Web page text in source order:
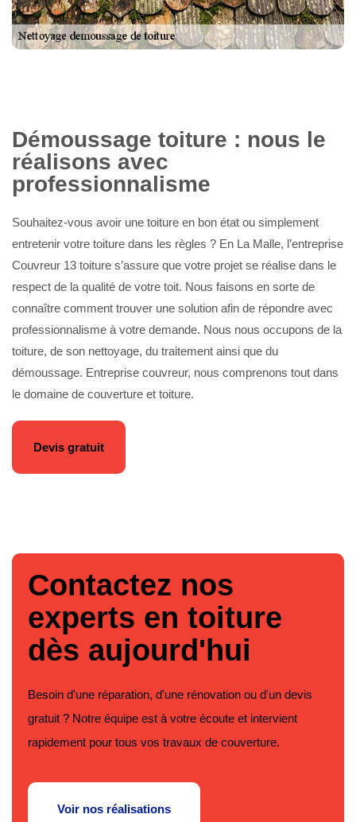
Démoussage toiture : nous le
réalisons avec
professionnalisme
Souhaitez-vous avoir une toiture en bon état ou simplement
entretenir votre toiture dans les règles ? En La Malle, l’entreprise
Couvreur 13 toiture s’assure que votre projet se réalise dans le
respect de la qualité de votre toit. Nous faisons en sorte de
connaître comment trouver une solution afin de répondre avec
professionnalisme à votre demande. Nous nous occupons de la
toiture, de son nettoyage, du traitement ainsi que du
démoussage. Entreprise couvreur, nous comprenons tout dans
le domaine de couverture et toiture.
Devis gratuit
Contactez nos
experts en toiture
dès aujourd'hui
Besoin d'une réparation, d'une rénovation ou d'un devis
gratuit ? Notre équipe est à votre écoute et intervient
rapidement pour tous vos travaux de couverture.
Voir nos réalisations